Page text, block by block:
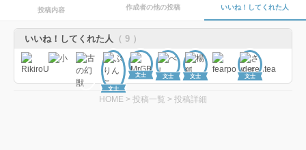
投稿内容 作成者の他の投稿 いいね！してくれた人
いいね！してくれた人 （ 9 ）
文士
文士 文士 文士 文士
HOME > 投稿一覧 > 投稿詳細